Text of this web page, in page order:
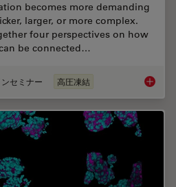
becomes more demanding
larger, or more complex.
four perspectives on how
be connected…
セミナー 高圧凍結 Cryo-